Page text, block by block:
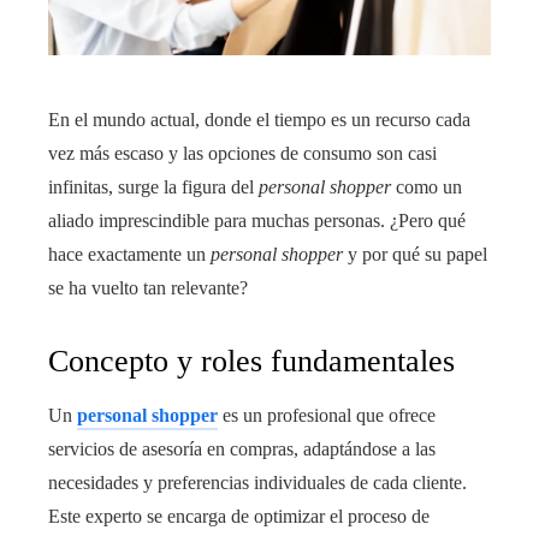
En el mundo actual, donde el tiempo es un recurso cada
vez más escaso y las opciones de consumo son casi
infinitas, surge la figura del personal shoppercomo un
aliado imprescindible para muchas personas. ¿Pero qué
hace exactamente un personal shoppery por qué su papel
se ha vuelto tan relevante?
Concepto y roles fundamentales
Un personal shopper es un profesional que ofrece
servicios de asesoría en compras, adaptándose a las
necesidades y preferencias individuales de cada cliente.
Este experto se encarga de optimizar el proceso de